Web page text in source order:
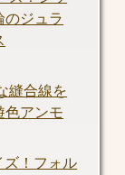
のジュラ
縫合線を
色アンモ
ズ！フォル